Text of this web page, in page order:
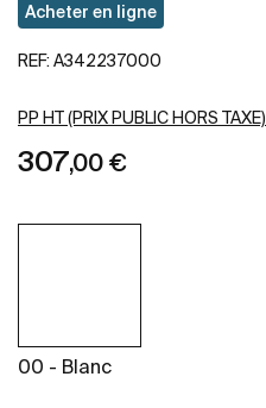
Acheter en ligne
REF: A342237000
PP HT (PRIX PUBLIC HORS TAXE)
307,00 €
00 - Blanc